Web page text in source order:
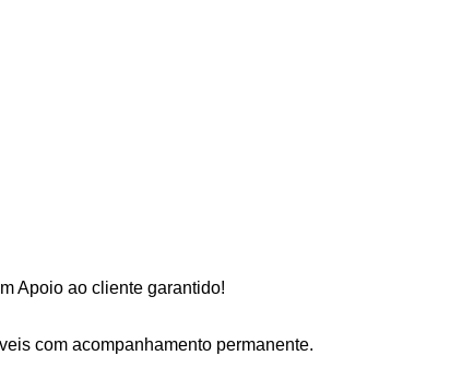
Apoio ao cliente garantido!
com acompanhamento permanente.